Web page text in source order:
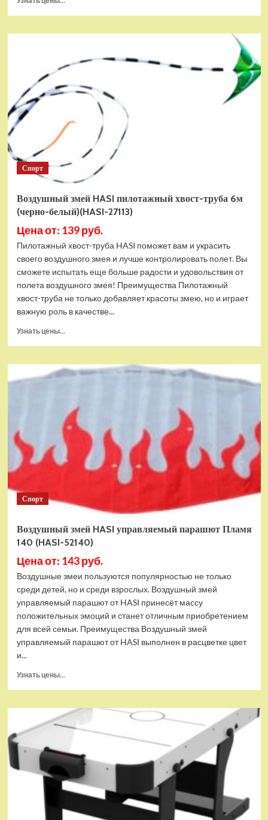
Геймпад
One
Wireless
20th
Anniversary
00045)
Спорт
Воздушный змей HASI пилотажный хвост-труба 6м
(черно-белый)(HASI-27113)
Цена от: 139 руб.
Пилотажный хвост-труба HASI поможет вам и украсить
своего воздушного змея и лучше контролировать полет. Вы
сможете испытать еще больше радости и удовольствия от
полета воздушного змея! Преимущества Пилотажный
хвост-труба не только добавляет красоты змею, но и играет
важную роль в качестве...
Узнать цены...
Воздушный
змей
хвост-
труба
6м
(черно-
белый)
(HASI-
Спорт
Воздушный змей HASI управляемый парашют Пламя
140 (HASI-52140)
Цена от: 143 руб.
Воздушные змеи пользуются популярностью не только
среди детей, но и среди взрослых. Воздушный змей
управляемый парашют от HASI принесёт массу
положительных эмоций и станет отличным приобретением
для всей семьи. Преимущества Воздушный змей
управляемый парашют от HASI выполнен в расцветке цвет
и...
Узнать цены...
Воздушный
змей
HASI
парашют
Пламя
140
(HASI-
52140)